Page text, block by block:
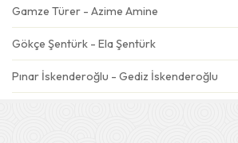
Gamze Türer - Azime Amine
Gökçe Şentürk - Ela Şentürk
Pınar İskenderoğlu - Gediz İskenderoğlu